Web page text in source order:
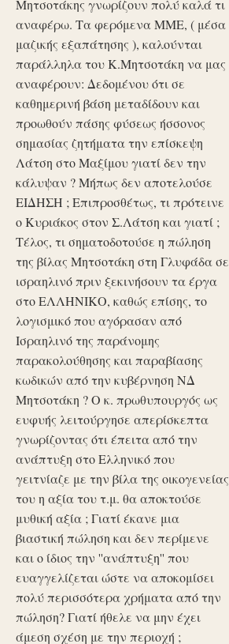
Μητσοτάκης γνωρίζουν πολύ καλά τι
αναφέρω. Τα φερόμενα ΜΜΕ, ( μέσα
μαζικής εξαπάτησης ), καλούνται
παράλληλα του Κ.Μητσοτάκη να μας
αναφέρουν: Δεδομένου ότι σε
καθημερινή βάση μεταδίδουν και
προωθούν πάσης φύσεως ήσσονος
σημασίας ζητήματα την επίσκεψη
Λάτση στο Μαξίμου γιατί δεν την
κάλυψαν ? Μήπως δεν αποτελούσε
ΕΙΔΗΣΗ ; Επιπροσθέτως, τι πρότεινε
ο Κυριάκος στον Σ.Λάτση και γιατί ;
Τέλος, τι σηματοδοτούσε η πώληση
της βίλας Μητσοτάκη στη Γλυφάδα σε
ισραηλινό πριν ξεκινήσουν τα έργα
στο ΕΛΛΗΝΙΚΟ, καθώς επίσης, το
λογισμικό που αγόρασαν από
Ισραηλινό της παράνομης
παρακολούθησης και παραβίασης
κωδικών από την κυβέρνηση ΝΔ
Μητσοτάκη ? Ο κ. πρωθυπουργός ως
ευφυής λειτούργησε απερίσκεπτα
γνωρίζοντας ότι έπειτα από την
ανάπτυξη στο Ελληνικό που
γειτνίαζε με την βίλα της οικογενείας
του η αξία του τ.μ. θα αποκτούσε
μυθική αξία ; Γιατί έκανε μια
βιαστική πώληση και δεν περίμενε
και ο ίδιος την ''ανάπτυξη'' που
ευαγγελίζεται ώστε να αποκομίσει
πολύ περισσότερα χρήματα από την
πώληση? Γιατί ήθελε να μην έχει
άμεση σχέση με την περιοχή ;